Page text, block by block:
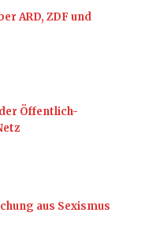
ARD, ZDF und
Öffentlich-
aus Sexismus